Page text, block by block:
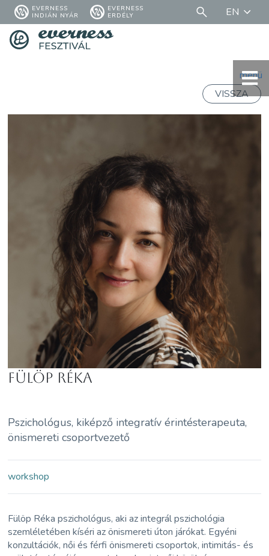
EVERNESS
INDIÁN NYÁR
EVERNESS
ERDÉLY
EN
menü
VISSZA
Fülöp Réka
Pszichológus, kiképző integratív érintésterapeuta,
önismereti csoportvezető
workshop
Fülöp Réka pszichológus, aki az integrál pszichológia
szemléletében kíséri az önismereti úton járókat. Egyéni
konzultációk, női és férfi önismereti csoportok, intimitás- és